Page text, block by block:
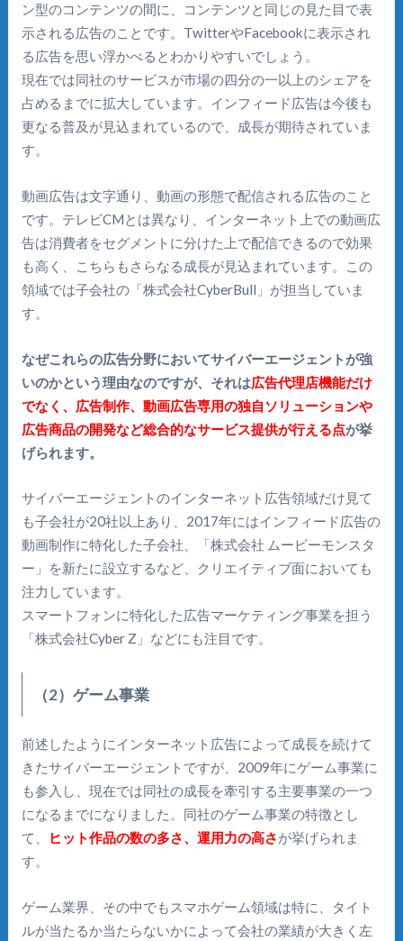
ン型のコンテンツの間に、コンテンツと同じの見た目で表
示される広告のことです。TwitterやFacebookに表示され
る広告を思い浮かべるとわかりやすいでしょう。
現在では同社のサービスが市場の四分の一以上のシェアを
占めるまでに拡大しています。インフィード広告は今後も
更なる普及が見込まれているので、成長が期待されていま
す。
動画広告は文字通り、動画の形態で配信される広告のこと
です。テレビCMとは異なり、インターネット上での動画広
告は消費者をセグメントに分けた上で配信できるので効果
も高く、こちらもさらなる成長が見込まれています。この
領域では子会社の「株式会社CyberBull」が担当していま
す。
なぜこれらの広告分野においてサイバーエージェントが強
いのかという理由なのですが、それは広告代理店機能だけ
でなく、広告制作、動画広告専用の独自ソリューションや
広告商品の開発など総合的なサービス提供が行える点が挙
げられます。
サイバーエージェントのインターネット広告領域だけ見て
も子会社が20社以上あり、2017年にはインフィード広告の
動画制作に特化した子会社、「株式会社 ムービーモンスタ
ー」を新たに設立するなど、クリエイティブ面においても
注力しています。
スマートフォンに特化した広告マーケティング事業を担う
「株式会社Cyber Z」などにも注目です。
（2）ゲーム事業
前述したようにインターネット広告によって成長を続けて
きたサイバーエージェントですが、2009年にゲーム事業に
も参入し、現在では同社の成長を牽引する主要事業の一つ
になるまでになりました。同社のゲーム事業の特徴とし
て、
ヒット作品の数の多さ、運用力の高さが挙げられま
す。
ゲーム業界、その中でもスマホゲーム領域は特に、タイト
ルが当たるか当たらないかによって会社の業績が大きく左